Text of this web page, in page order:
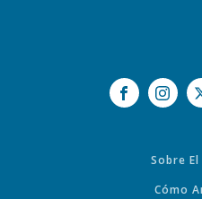
Sobre
Cómo